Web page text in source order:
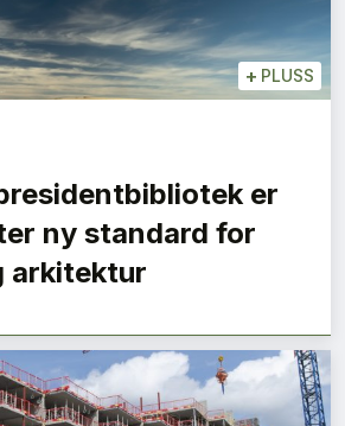
+ PLUSS
er
ny standard for
arkitektur